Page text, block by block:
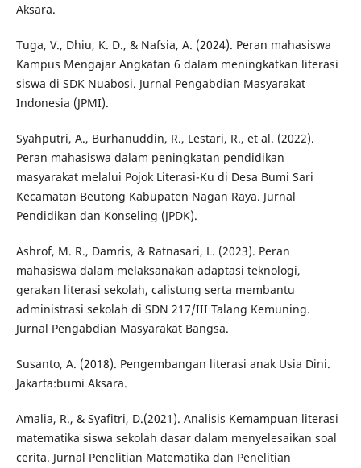
Aksara.
Tuga, V., Dhiu, K. D., & Nafsia, A. (2024). Peran mahasiswa
Kampus Mengajar Angkatan 6 dalam meningkatkan literasi
siswa di SDK Nuabosi. Jurnal Pengabdian Masyarakat
Indonesia (JPMI).
Syahputri, A., Burhanuddin, R., Lestari, R., et al. (2022).
Peran mahasiswa dalam peningkatan pendidikan
masyarakat melalui Pojok Literasi-Ku di Desa Bumi Sari
Kecamatan Beutong Kabupaten Nagan Raya. Jurnal
Pendidikan dan Konseling (JPDK).
Ashrof, M. R., Damris, & Ratnasari, L. (2023). Peran
mahasiswa dalam melaksanakan adaptasi teknologi,
gerakan literasi sekolah, calistung serta membantu
administrasi sekolah di SDN 217/III Talang Kemuning.
Jurnal Pengabdian Masyarakat Bangsa.
Susanto, A. (2018). Pengembangan literasi anak Usia Dini.
Jakarta:bumi Aksara.
Amalia, R., & Syafitri, D.(2021). Analisis Kemampuan literasi
matematika siswa sekolah dasar dalam menyelesaikan soal
cerita. Jurnal Penelitian Matematika dan Penelitian